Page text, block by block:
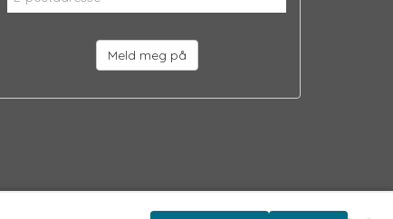
Meld meg på